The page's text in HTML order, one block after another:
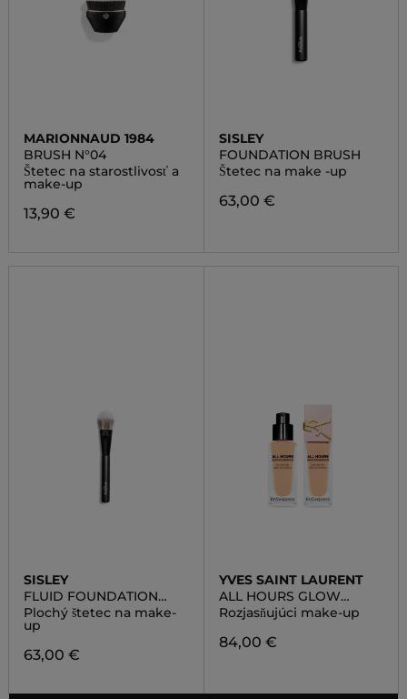
MARIONNAUD 1984
BRUSH N°04
Štetec na starostlivosť a
make-up
13,90 €
SISLEY
FOUNDATION BRUSH
Štetec na make -up
63,00 €
SISLEY
FLUID FOUNDATION
BRUSH
Plochý štetec na make-
up
63,00 €
YVES SAINT LAURENT
ALL HOURS GLOW
FOUNDATION
Rozjasňujúci make-up
84,00 €